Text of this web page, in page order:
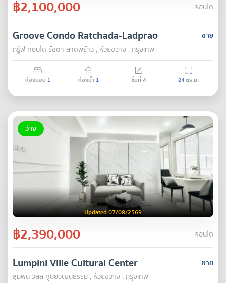
฿2,100,000 คอนโด
ขาย
Groove Condo Ratchada-Ladprao
กรู๊ฟ คอนโด รัชดา-ลาดพร้าว , ห้วยขวาง , กรุงเทพ
ห้องนอน 1 ห้องน้ำ 1 ชั้นที่4 24ตร.ม.
ว่าง
Updated 07/08/2569
฿2,390,000 คอนโด
ขาย
Lumpini Ville Cultural Center
ลุมพินี วิลล์ ศูนย์วัฒนธรรม , ห้วยขวาง , กรุงเทพ